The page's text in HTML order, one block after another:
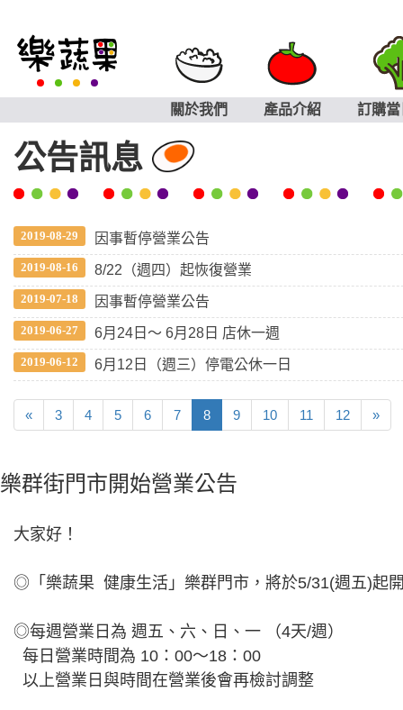
關於我們 產品介紹 訂購
公告訊息
2019-08-29 因事暫停營業公告
2019-08-16 8/22（週四）起恢復營業
2019-07-18 因事暫停營業公告
2019-06-27 6月24日〜 6月28日 店休一週
2019-06-12 6月12日（週三）停電公休一日
« 3 4 5 6 7 8 9 10 11 12 »
樂群街門市開始營業公告
大家好！
◎「樂蔬果 健康生活」樂群門市，將於5/31(週五)起
◎每週營業日為 週五、六、日、一 （4天/週）
每日營業時間為 10：00～18：00
以上營業日與時間在營業後會再檢討調整